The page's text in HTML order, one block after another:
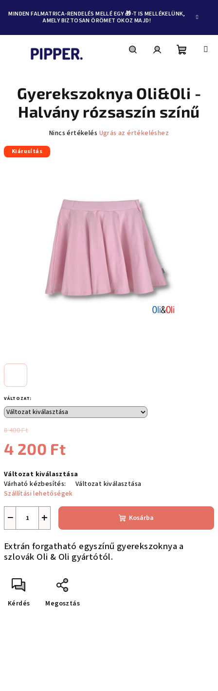
tartalomhoz
MINDEN FALMATRICA-RENDELÉS MELLÉ EGY 🎁-T IS MELLÉKELÜNK,
AMELY BIZTOSAN ÖRÖMET OKOZ MAJD!
VÁLTOZAT:
8 400 Ft
4 200 Ft
Változat kiválasztása
Várható kézbesítés:
Változat kiválasztása
Szállítási lehetőségek
+
− Kosárba
Extrán forgatható egyszínű gyerekszoknya a
szlovák Oli & Oli gyártótól.
Kérdés Megosztás
Gyerekszoknya Oli&Oli -
Halvány rózsaszín színű
A
átlagos
csillag.
Nincs értékelés Ugrás az értékeléshez
Kiárusítás